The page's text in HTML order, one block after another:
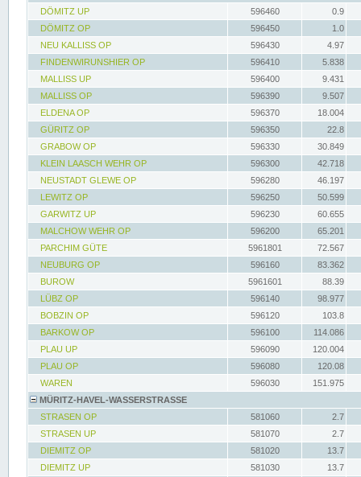
DÖMITZ UP
596460
0.9
DÖMITZ OP
596450
1.0
NEU KALLISS OP
596430
4.97
FINDENWIRUNSHIER OP
596410
5.838
MALLISS UP
596400
9.431
MALLISS OP
596390
9.507
ELDENA OP
596370
18.004
GÜRITZ OP
596350
22.8
GRABOW OP
596330
30.849
KLEIN LAASCH WEHR OP
596300
42.718
NEUSTADT GLEWE OP
596280
46.197
LEWITZ OP
596250
50.599
GARWITZ UP
596230
60.655
MALCHOW WEHR OP
596200
65.201
PARCHIM GÜTE
5961801
72.567
NEUBURG OP
596160
83.362
BUROW
5961601
88.39
LÜBZ OP
596140
98.977
BOBZIN OP
596120
103.8
BARKOW OP
596100
114.086
PLAU UP
596090
120.004
PLAU OP
596080
120.08
WAREN
596030
151.975
MÜRITZ-HAVEL-WASSERSTRASSE
STRASEN OP
581060
2.7
STRASEN UP
581070
2.7
DIEMITZ OP
581020
13.7
DIEMITZ UP
581030
13.7